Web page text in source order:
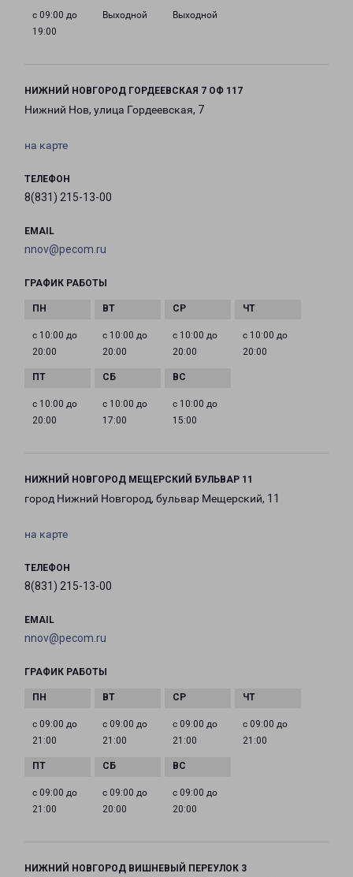
с 09:00 до
19:00
Выходной Выходной
НИЖНИЙ НОВГОРОД ГОРДЕЕВСКАЯ 7 ОФ 117
Нижний Нов, улица Гордеевская, 7
на карте
ТЕЛЕФОН
8(831) 215-13-00
EMAIL
nnov@pecom.ru
ГРАФИК РАБОТЫ
с 10:00 до
20:00
с 10:00 до
20:00
с 10:00 до
20:00
с 10:00 до
20:00
с 10:00 до
20:00
с 10:00 до
17:00
с 10:00 до
15:00
НИЖНИЙ НОВГОРОД МЕЩЕРСКИЙ БУЛЬВАР 11
город Нижний Новгород, бульвар Мещерский, 11
на карте
ТЕЛЕФОН
8(831) 215-13-00
EMAIL
nnov@pecom.ru
ГРАФИК РАБОТЫ
с 09:00 до
21:00
с 09:00 до
21:00
с 09:00 до
21:00
с 09:00 до
21:00
с 09:00 до
21:00
с 09:00 до
20:00
с 09:00 до
20:00
НИЖНИЙ НОВГОРОД ВИШНЕВЫЙ ПЕРЕУЛОК 3